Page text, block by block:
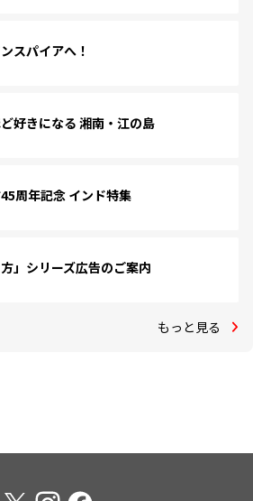
スパイアへ！
好きになる 湘南・江の島
周年記念 インド特集
方」シリーズ広告のご案内
もっと見る